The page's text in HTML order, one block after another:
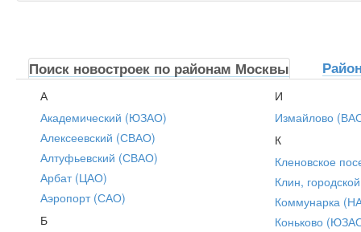
Поиск новостроек по районам Москвы
А
Академический (ЮЗАО)
Алексеевский (СВАО)
Алтуфьевский (СВАО)
Арбат (ЦАО)
Аэропорт (САО)
Б
И
Измайлово
К
Кленовское
Клин,
Коммунарка
Коньково